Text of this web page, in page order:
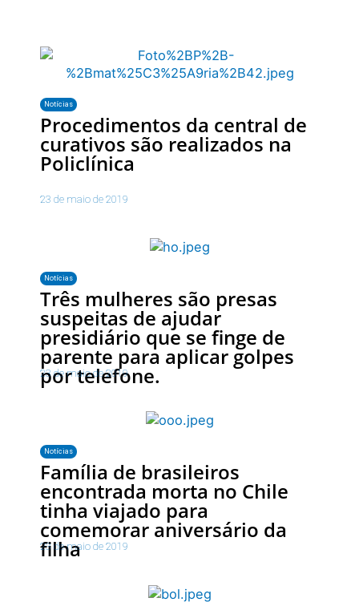
Notícias
Procedimentos da central de
curativos são realizados na
Policlínica
23 de maio de 2019
Notícias
Três mulheres são presas
suspeitas de ajudar
presidiário que se finge de
parente para aplicar golpes
por telefone.
23 de maio de 2019
Notícias
Família de brasileiros
encontrada morta no Chile
tinha viajado para
comemorar aniversário da
filha
23 de maio de 2019